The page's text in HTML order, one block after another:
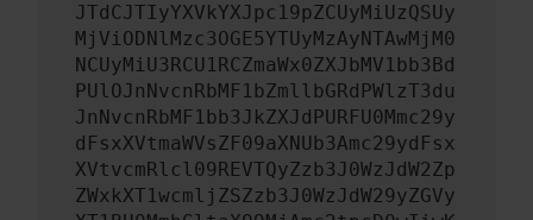
JTdCJTIyYXVkYXJpc19pZCUyMiUzQSUy
MjViODNlMzc3OGE5YTUyMzAyNTAwMjM0
NCUyMiU3RCU1RCZmaWx0ZXJbMV1bb3Bd
PUlOJnNvcnRbMF1bZmllbGRdPWlzT3du
JnNvcnRbMF1bb3JkZXJdPURFU0Mmc29y
dFsxXVtmaWVsZF09aXNUb3Amc29ydFsx
XVtvcmRlcl09REVTQyZzb3J0WzJdW2Zp
ZWxkXT1wcmljZSZzb3J0WzJdW29yZGVy